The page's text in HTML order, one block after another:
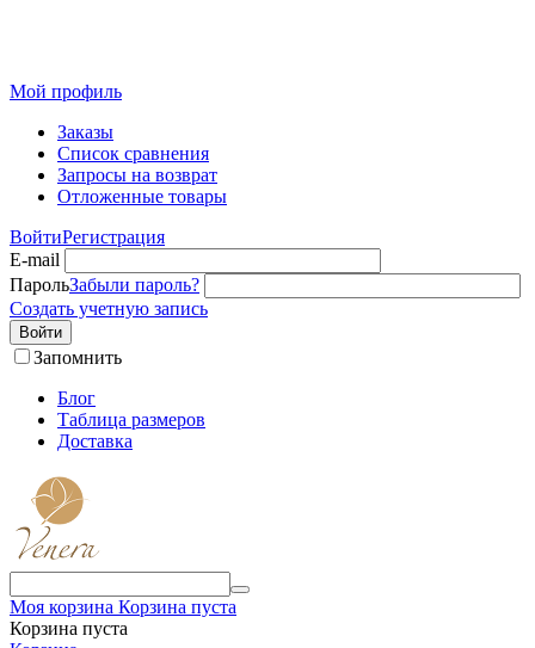
Мой профиль
Заказы
Список сравнения
Запросы на возврат
Отложенные товары
ВойтиРегистрация
E-mail
ПарольЗабыли пароль?
Создать учетную запись
Войти
Запомнить
Блог
Таблица размеров
Доставка
Моя корзина Корзина пуста
Корзина пуста